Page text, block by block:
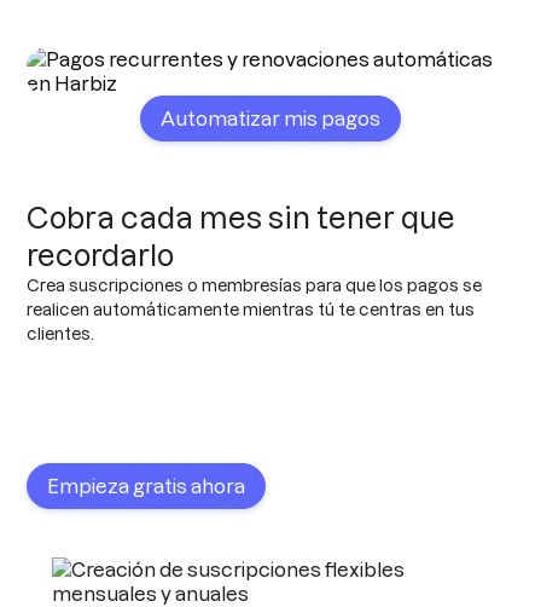
Automatizar mis pagos
Cobra cada mes sin tener que
recordarlo
Crea suscripciones o membresías para que los pagos se
realicen automáticamente mientras tú te centras en tus
clientes.
Empieza gratis ahora